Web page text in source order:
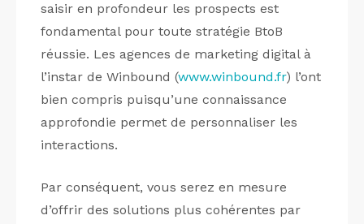
saisir en profondeur les prospects est
fondamental pour toute stratégie BtoB
réussie. Les agences de marketing digital à
l’instar de Winbound (www.winbound.fr) l’ont
bien compris puisqu’une connaissance
approfondie permet de personnaliser les
interactions.
Par conséquent, vous serez en mesure
d’offrir des solutions plus cohérentes par